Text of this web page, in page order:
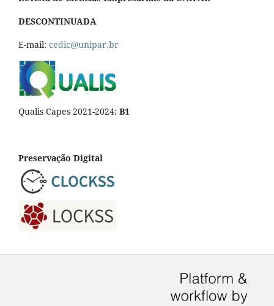
DESCONTINUADA
E-mail: cedic@unipar.br
Qualis Capes 2021-2024: B1
Preservação Digital